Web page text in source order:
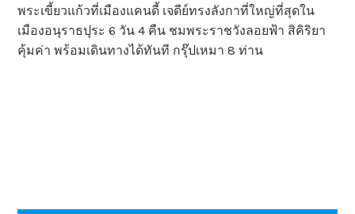
พระเขี้ยวแก้วที่เมืองแคนดี้ เจดีย์ทรงลังกาที่ใหญ่ที่สุดใน
เมืองอนุราธปุระ 6 วัน 4 คืน ชมพระราชวังลอยฟ้า สิคิริยา
คุ้มค่า พร้อมเดินทางได้ทันที กรุ๊ปเหมา 8 ท่าน